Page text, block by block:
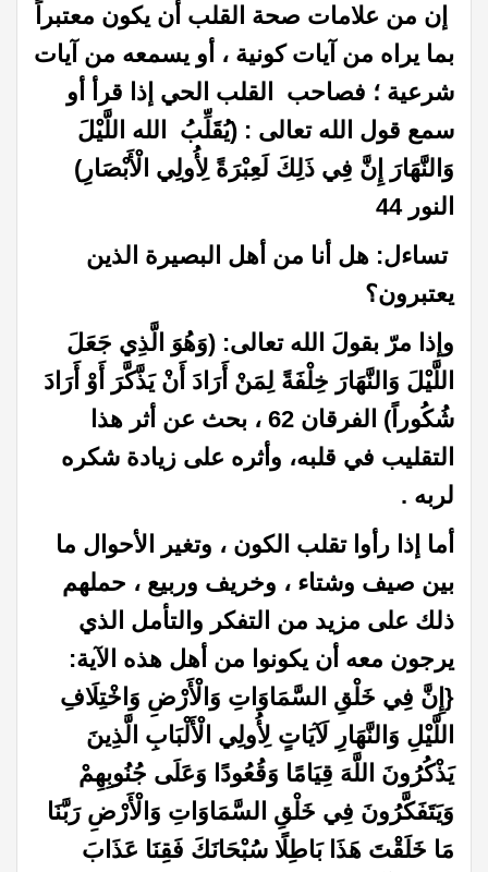
إن من علامات صحة القلب أن يكون معتبراً
بما يراه من آيات كونية ، أو يسمعه من آيات
شرعية ؛ فصاحب القلب الحي إذا قرأ أو
سمع قول الله تعالى : (يُقَلِّبُ الله اللَّيْلَ
وَالنَّهَارَ إِنَّ فِي ذَلِكَ لَعِبْرَةً لِأُولِي الْأَبْصَارِ)
النور 44
تساءل: هل أنا من أهل البصيرة الذين
يعتبرون؟
وإذا مرّ بقولَ الله تعالى: (وَهُوَ الَّذِي جَعَلَ
اللَّيْلَ وَالنَّهَارَ خِلْفَةً لِمَنْ أَرَادَ أَنْ يَذَّكَّرَ أَوْ أَرَادَ
شُكُوراً) الفرقان 62 ،
بحث عن أثر هذا
التقليب في قلبه، وأثره على زيادة شكره
لربه .
أما إذا رأوا تقلب الكون ، وتغير الأحوال ما
بين صيف وشتاء ، وخريف وربيع ، حملهم
ذلك على مزيد من التفكر والتأمل الذي
يرجون معه أن يكونوا من أهل هذه الآية:
{إِنَّ فِي خَلْقِ السَّمَاوَاتِ وَالْأَرْضِ وَاخْتِلَافِ
اللَّيْلِ وَالنَّهَارِ لَآيَاتٍ لِأُولِي الْأَلْبَابِ الَّذِينَ
يَذْكُرُونَ اللَّهَ قِيَامًا وَقُعُودًا وَعَلَى جُنُوبِهِمْ
وَيَتَفَكَّرُونَ فِي خَلْقِ السَّمَاوَاتِ وَالْأَرْضِ رَبَّنَا
مَا خَلَقْتَ هَذَا بَاطِلًا سُبْحَانَكَ فَقِنَا عَذَابَ